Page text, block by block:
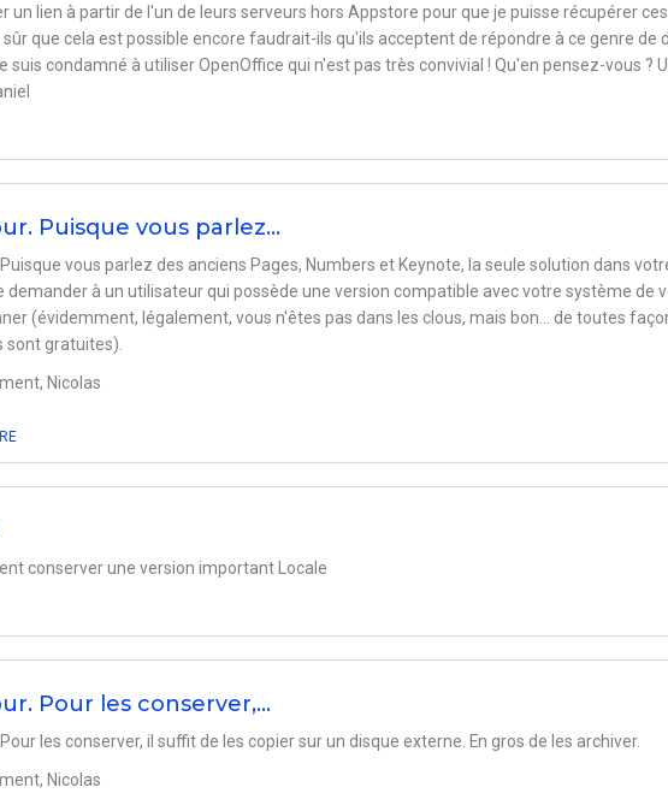
un lien à partir de l'un de leurs serveurs hors Appstore pour que je puisse récupérer
sûr que cela est possible encore faudrait-ils qu'ils acceptent de répondre à ce genre de
suis condamné à utiliser OpenOffice qui n'est pas très convivial ! Qu'en pensez-vous ?
Puisque vous parlez…
Puisque vous parlez des anciens Pages, Numbers et Keynote, la seule solution dans
demander à un utilisateur qui possède une version compatible avec votre système de
(évidemment, légalement, vous n'êtes pas dans les clous, mais bon... de toutes
sont gratuites).
Nicolas
conserver une version important Locale
Pour les conserver,…
les conserver, il suffit de les copier sur un disque externe. En gros de les archiver.
Nicolas